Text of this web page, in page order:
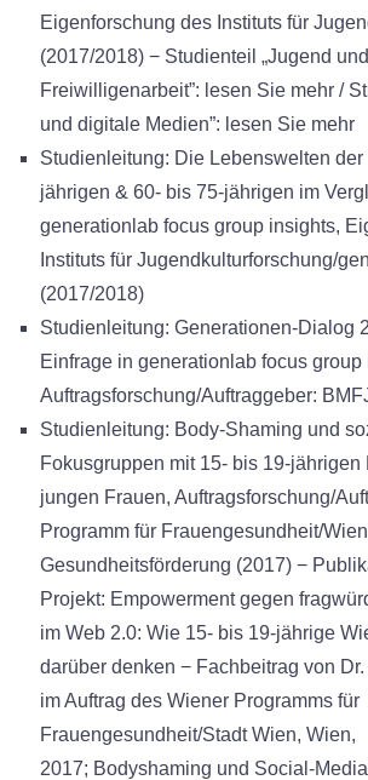
Eigenforschung des Instituts für
(2017/2018) − Studienteil „Jugend und
Freiwilligenarbeit”: lesen Sie mehr /
und digitale Medien”: lesen Sie mehr
Studienleitung: Die Lebenswelten der
jährigen & 60- bis 75-jährigen im
generationlab focus group insights,
Instituts für Jugendkulturforschung/
(2017/2018)
Studienleitung: Generationen-Dialog
Einfrage in generationlab focus group
Auftragsforschung/Auftraggeber:
Studienleitung: Body-Shaming und
Fokusgruppen mit 15- bis 19-jährigen
jungen Frauen, Auftragsforschung/
Programm für Frauengesundheit/
Gesundheitsförderung (2017) −
Projekt: Empowerment gegen
im Web 2.0: Wie 15- bis 19-jährige
darüber denken − Fachbeitrag von
im Auftrag des Wiener Programms für
Frauengesundheit/Stadt Wien, Wien,
2017; Bodyshaming und Social-